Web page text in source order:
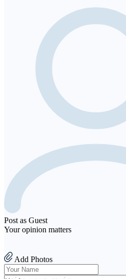
Post as Guest
Your opinion matters
Add Photos